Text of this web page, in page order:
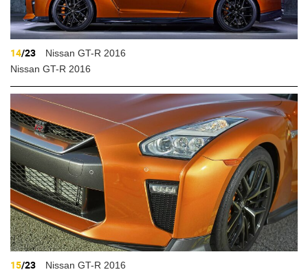
14/23
Nissan GT-R 2016
Nissan GT-R 2016
15/23
Nissan GT-R 2016